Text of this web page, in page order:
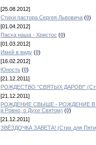
[25.08.2012]
Стихи пастора Сергея Львовича (0)
[01.04.2012]
Пасха наша - Христос (0)
[01.03.2012]
Имей в виду (0)
[16.02.2012]
Юность (0)
[21.12.2011]
РОЖДЕСТВО "СВЯТЫХ ДАРОВ!"
[21.12.2011]
РОЖДЕНИЕ СВЫШЕ - РОЖДЕНИЕ В
и Ровно, о Духе Святом) (0)
[21.12.2011]
ЗВЁЗДОЧКА ЗАВЕТА! (Стих для